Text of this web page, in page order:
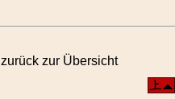
zurück zur Übersicht